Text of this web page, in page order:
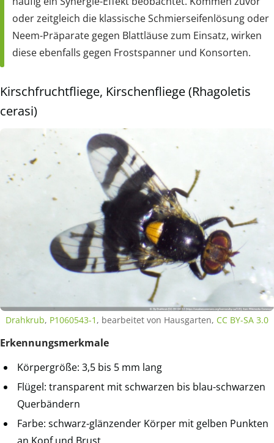
oder zeitgleich die klassische Schmierseifenlösung oder
Neem-Präparate gegen Blattläuse zum Einsatz, wirken
diese ebenfalls gegen Frostspanner und Konsorten.
Kirschfruchtfliege, Kirschenfliege (Rhagoletis
cerasi)
Drahkrub, P1060543-1 , bearbeitet von Hausgarten, CC BY-SA 3.0
Erkennungsmerkmale
Körpergröße: 3,5 bis 5 mm lang
Flügel: transparent mit schwarzen bis blau-schwarzen
Querbändern
Farbe: schwarz-glänzender Körper mit gelben Punkten